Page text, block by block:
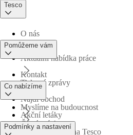
Tesco
O nás
Aktuální nabídka práce
Tiskové zprávy
Myslíme na budoucnost
Obchodní skupina Tesco
Pomůžeme vám
Kontakt
Najdi obchod
Časté otázky
Co nabízíme
Akční letáky
Podmínky a nastavení